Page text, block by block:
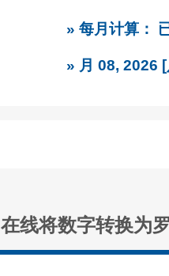
» 每月计算：
» 月 08, 2026
在线将数字转换为